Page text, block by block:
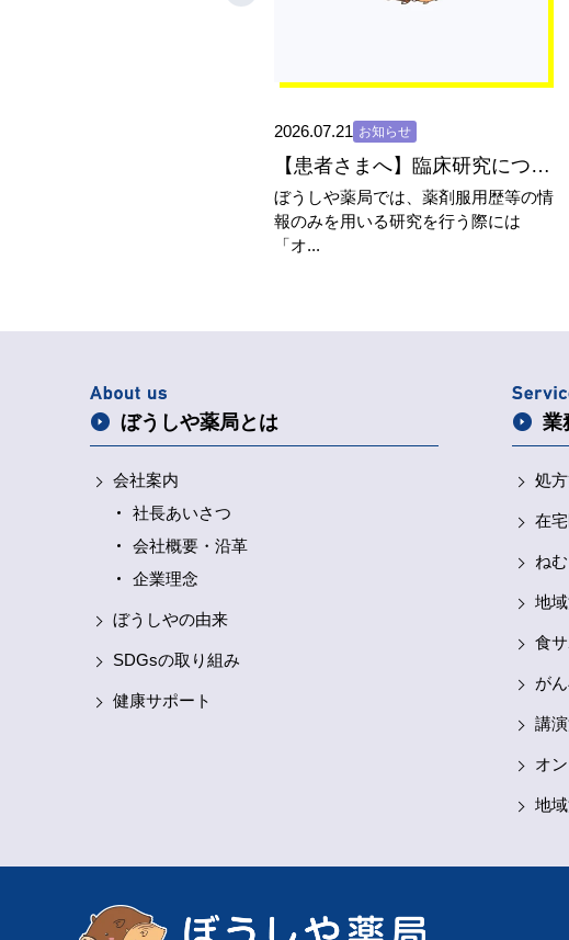
2026.07.21 お知らせ
【患者さまへ】臨床研究についての...
ぼうしや薬局では、薬剤服用歴等の情
報のみを用いる研究を行う際には
「オ...
ぼうしや薬局とは
会社案内
社長あいさつ
会社概要・沿革
企業理念
ぼうしやの由来
SDGsの取り組み
健康サポート
業
処
在
ね
地
食
が
講
オ
地